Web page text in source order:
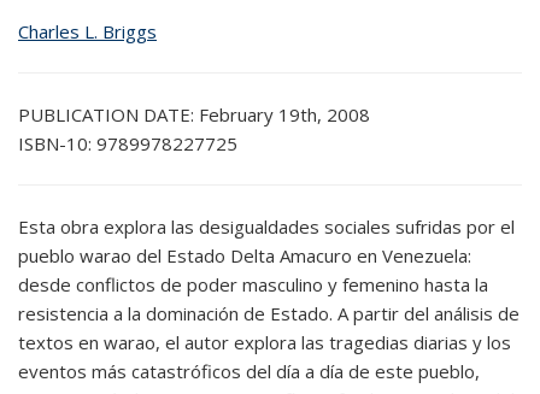
Charles L. Briggs
PUBLICATION DATE: February 19th, 2008
ISBN-10: 9789978227725
Esta obra explora las desigualdades sociales sufridas por el
pueblo warao del Estado Delta Amacuro en Venezuela:
desde conflictos de poder masculino y femenino hasta la
resistencia a la dominación de Estado. A partir del análisis de
textos en warao, el autor explora las tragedias diarias y los
eventos más catastróficos del día a día de este pueblo,